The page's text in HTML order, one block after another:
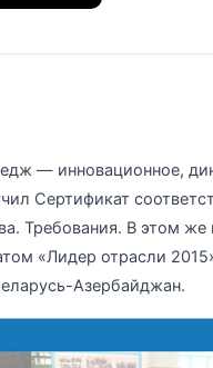
— инновационное,
Сертификат
Требования. В этом
«Лидер отрасли
Азербайджан.